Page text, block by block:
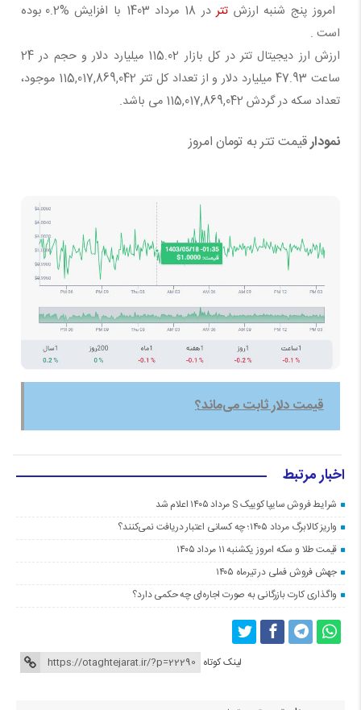
امروز پنج شنبه ارزش تتر
در 18 مرداد 1403 با افزایش %0.2 بوده
است .
ارزش ارز دیجیتال تتر در کل بازار 115.02 میلیارد دلار و
حجم در 24
ساعت 47.93
میلیارد دلار و ازتعداد کل تتر
115,017,869,042 موجود،
تعداد سکه در گردش 115,017,869,042 می باشد.
نمودارقیمت تتر به تومان امروز
قیمت دلار ثابت می‌ماند؟
اخبار مرتبط
شرایط فروش سایپا کوییک S مرداد ۱۴۰۵ اعلام شد
واریز کالابرگ مرداد ۱۴۰۵؛ چه کسانی اعتبار دریافت نمی‌کنند؟
قیمت طلا و سکه امروز یکشنبه ۱۱ مرداد ۱۴۰۵
جهش فروش فملی در تیرماه ۱۴۰۵
واگذاری کارت بازرگانی به صورت اجاره‌ای چه حکمی دارد؟
لینک کوتاه